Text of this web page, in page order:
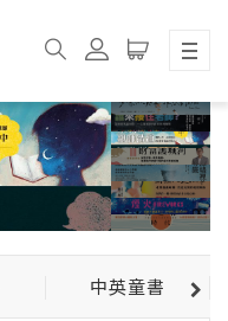
中英童書